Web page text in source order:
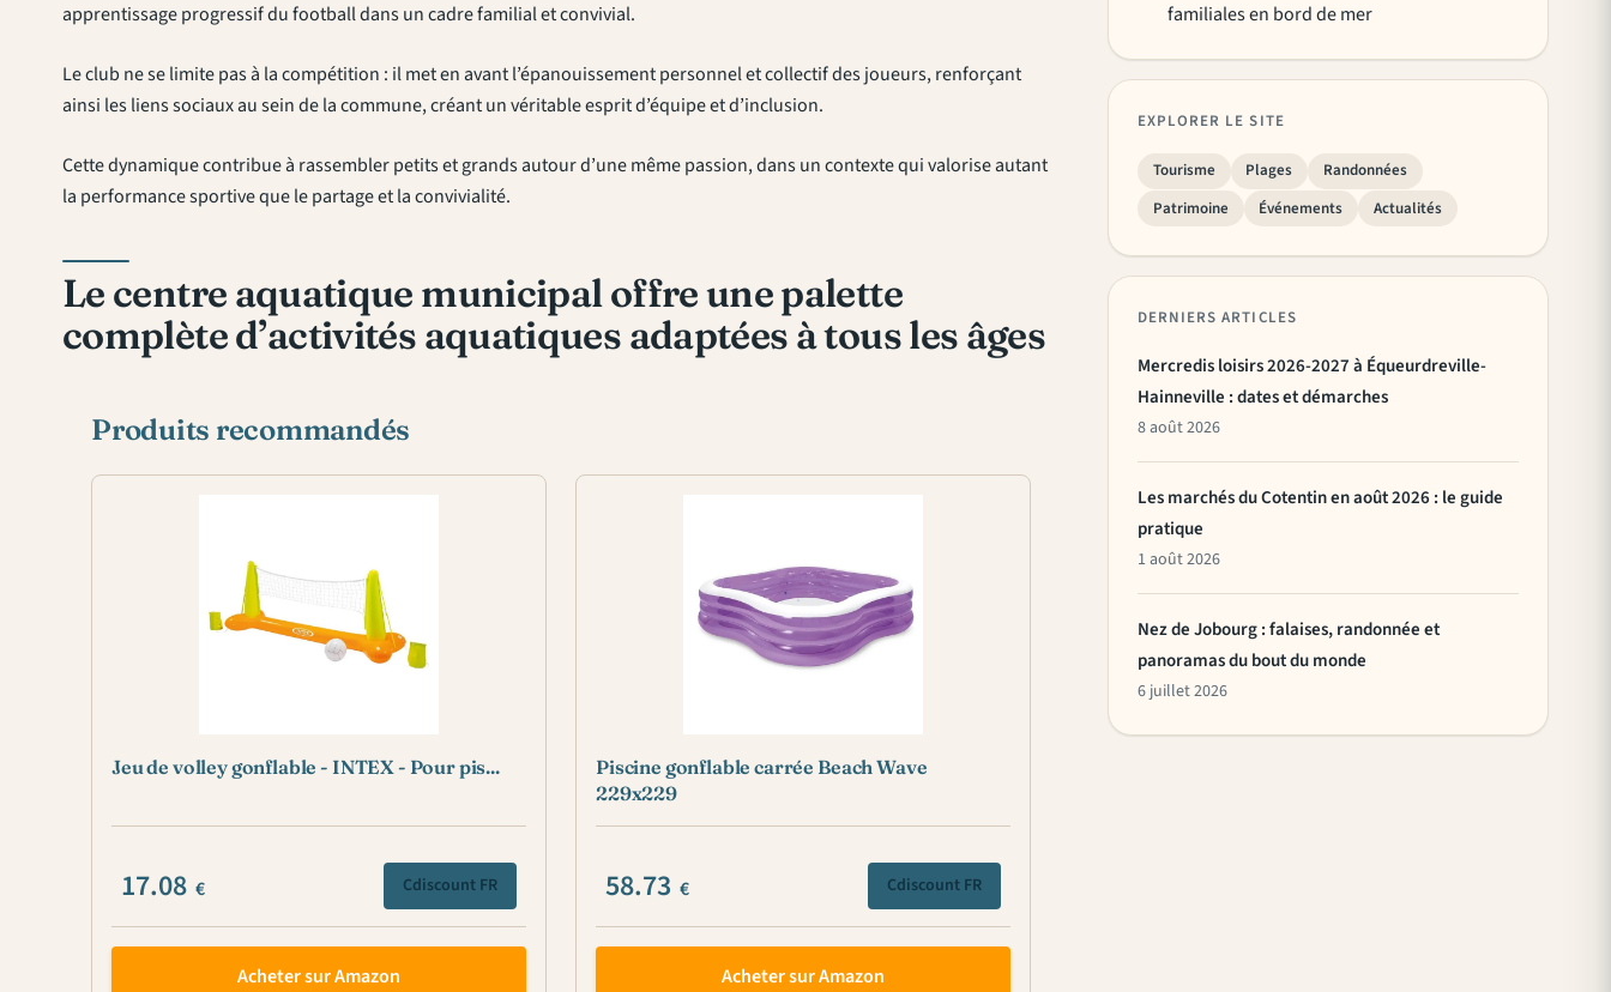
apprentissage progressif du football dans un cadre familial et convivial.
Le club ne se limite pas à la compétition : il met en avant l’épanouissement personnel et collectif des joueurs, renforçant
ainsi les liens sociaux au sein de la commune, créant un véritable esprit d’équipe et d’inclusion.
Cette dynamique contribue à rassembler petits et grands autour d’une même passion, dans un contexte qui valorise autant
la performance sportive que le partage et la convivialité.
Le centre aquatique municipal offre une palette
complète d’activités aquatiques adaptées à tous les âges
Produits recommandés
Jeu de volley gonflable - INTEX - Pour pis...
17.08 € Cdiscount FR
Acheter sur Amazon
Piscine gonflable carrée Beach Wave
229x229
58.73 € Cdiscount FR
Acheter sur Amazon
familiales en bord de mer
EXPLORER LE SITE
Tourisme Plages
Randonnées
Patrimoine
Événements Actualités
DERNIERS ARTICLES
Mercredis loisirs 2026-2027 à Équeurdreville-
Hainneville : dates et démarches
8 août 2026
Les marchés du Cotentin en août 2026 : le guide
pratique
1 août 2026
Nez de Jobourg : falaises, randonnée et
panoramas du bout du monde
6 juillet 2026